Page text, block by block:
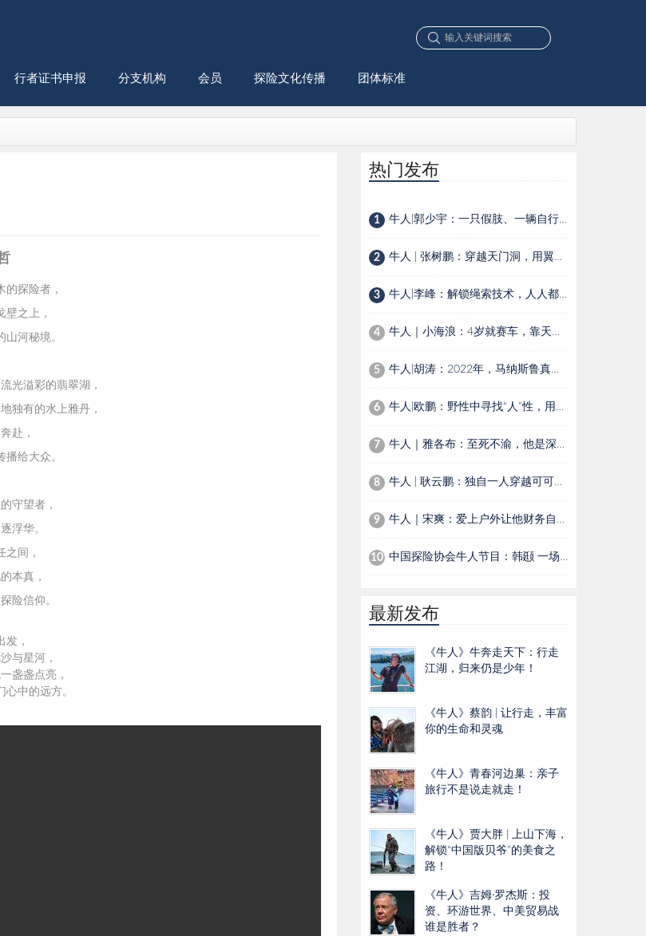
行者证书申报 分支机构 会员 探险文化传播 团体标准
的探险者，
壁之上，
山河秘境。
光溢彩的翡翠湖，
独有的水上雅丹，
赴，
播给大众。
守望者，
浮华。
之间，
本真，
险信仰。
发，
与星河，
盏盏点亮，
中的远方。
热门发布
1 牛人|郭少宇：一只假肢、一辆自行车，一位90后少年的生存选择
2 牛人 | 张树鹏：穿越天门洞，用翼装飞行在空中穿针引线
3 牛人|李峰：解锁绳索技术，人人都是探险家
4 牛人｜小海浪：4岁就赛车，靠天赋还是家里有矿？
5 牛人|胡涛：2022年，马纳斯鲁真假顶之间的进退
6 牛人|欧鹏：野性中寻找“人”性，用镜头讲述自然界生灵温情故事
7 牛人｜雅各布：至死不渝，他是深海下的夏尔巴人
8 牛人 | 耿云鹏：独自一人穿越可可西里，为活命与狼群对峙，生吃鼠肉，以尿续命
9 牛人｜宋爽：爱上户外让他财务自由，花20多万拯救被狼咬伤的爱犬
10 中国探险协会牛人节目：韩颋 一场在刀尖上跳舞的“死亡游戏”
最新发布
《牛人》牛奔走天下：行走
江湖，归来仍是少年！
《牛人》蔡韵 | 让行走，丰富
你的生命和灵魂
《牛人》青春河边巢：亲子
旅行不是说走就走！
《牛人》贾大胖 | 上山下海，
解锁“中国版贝爷”的美食之
路！
《牛人》吉姆·罗杰斯：投
资、环游世界、中美贸易战
谁是胜者？